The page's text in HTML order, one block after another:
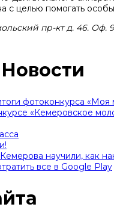
с целью помогать
пр-кт д. 46. Оф.
фотоконкурса «Моя
«Кемеровское
научили, как
все в Google Play